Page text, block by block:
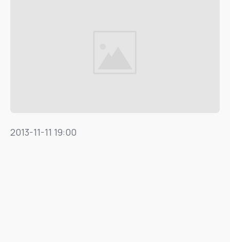
2013-11-11 19:00